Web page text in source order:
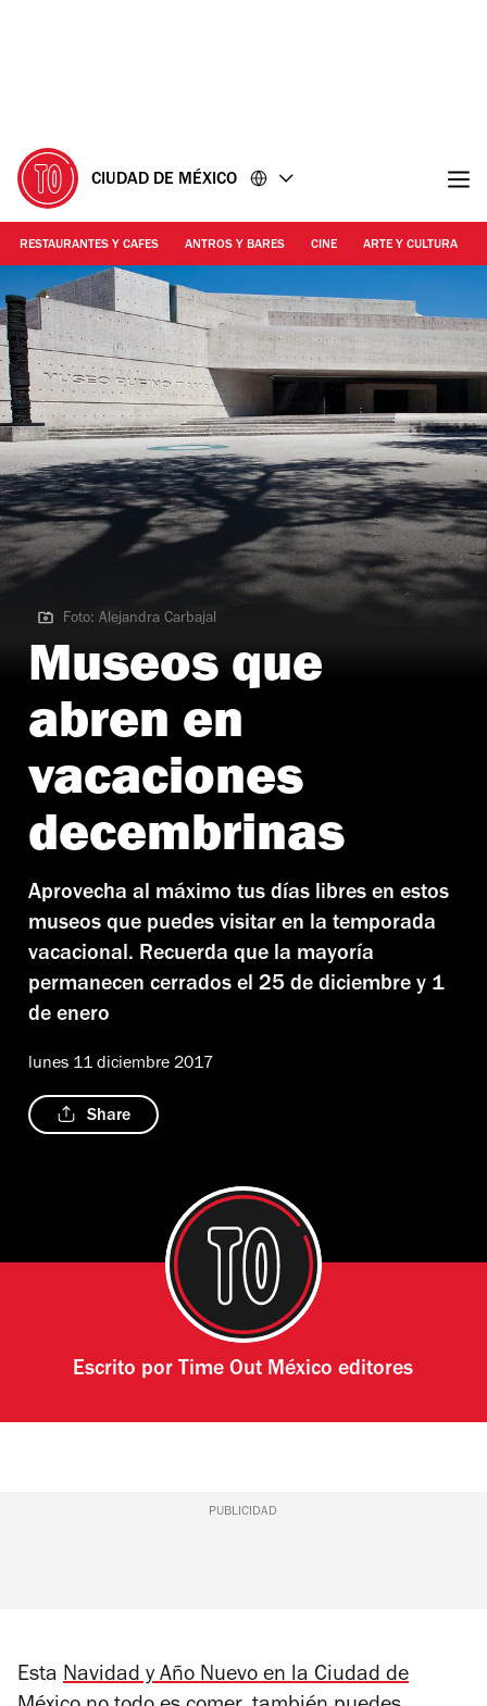
CIUDAD DE MÉXICO
RESTAURANTES Y CAFES ANTROS Y BARES CINE ARTE Y CULTURA
Foto: Alejandra Carbajal
Foto: Alejandra Carbajal
Museos que
abren en
vacaciones
decembrinas
Aprovecha al máximo tus días libres en estos
museos que puedes visitar en la temporada
vacacional. Recuerda que la mayoría
permanecen cerrados el 25 de diciembre y 1
de enero
lunes 11 diciembre 2017
Share
Escrito por Time Out México editores
PUBLICIDAD
Esta Navidad y Año Nuevo en la Ciudad de